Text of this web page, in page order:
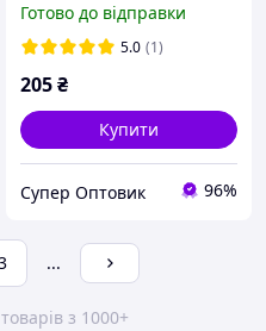
упаковка, для випічки
Готово до відправки
5.0 (1)
205₴
Купити
Супер Оптовик 96%
...
з 1000+